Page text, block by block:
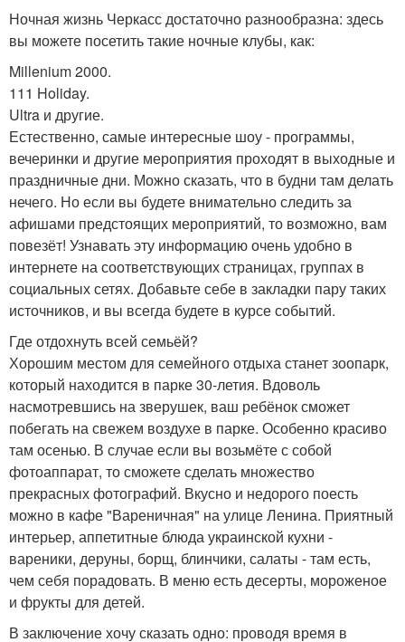
Ночная жизнь Черкасс достаточно разнообразна: здесь
вы можете посетить такие ночные клубы, как:
Millenium 2000.
111 Holiday.
Ultra и другие.
Естественно, самые интересные шоу - программы,
вечеринки и другие мероприятия проходят в выходные и
праздничные дни. Можно сказать, что в будни там делать
нечего. Но если вы будете внимательно следить за
афишами предстоящих мероприятий, то возможно, вам
повезёт! Узнавать эту информацию очень удобно в
интернете на соответствующих страницах, группах в
социальных сетях. Добавьте себе в закладки пару таких
источников, и вы всегда будете в курсе событий.
Где отдохнуть всей семьёй?
Хорошим местом для семейного отдыха станет зоопарк,
который находится в парке 30-летия. Вдоволь
насмотревшись на зверушек, ваш ребёнок сможет
побегать на свежем воздухе в парке. Особенно красиво
там осенью. В случае если вы возьмёте с собой
фотоаппарат, то сможете сделать множество
прекрасных фотографий. Вкусно и недорого поесть
можно в кафе "Вареничная" на улице Ленина. Приятный
интерьер, аппетитные блюда украинской кухни -
вареники, деруны, борщ, блинчики, салаты - там есть,
чем себя порадовать. В меню есть десерты, мороженое
и фрукты для детей.
В заключение хочу сказать одно: проводя время в